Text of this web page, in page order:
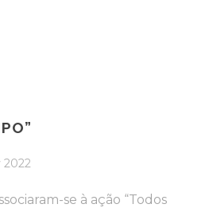
2022
se à ação “Todos